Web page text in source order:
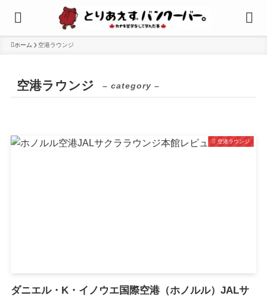
ホーム 空港ラウンジ
空港ラウンジ – category –
空港ラウンジ
ダニエル・K・イノウエ国際空港（ホノルル）JALサ